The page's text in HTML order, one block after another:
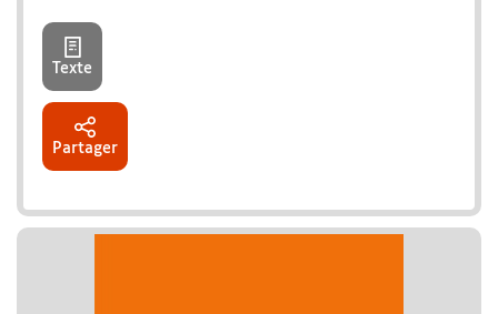
Texte
Partager